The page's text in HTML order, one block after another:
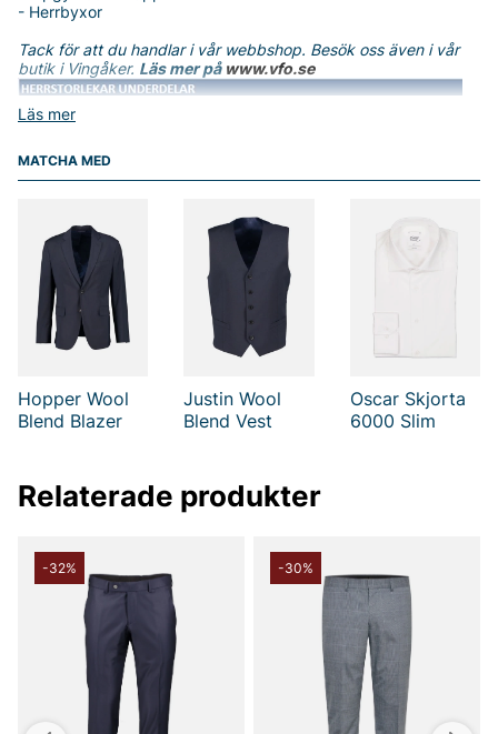
Läs mer
- Herrbyxor
Tack för att du handlar i vår webbshop. Besök oss även i vår
butik i Vingåker. Läs mer på www.vfo.se
MATCHA MED
Hopper Wool
Blend Blazer
Justin Wool
Blend Vest
Oscar Skjorta
6000 Slim
Relaterade produkter
-32% -30%